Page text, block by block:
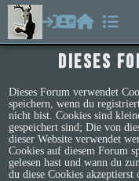
Dieses
Dieses Forum verwendet
speichern, wenn du
nicht bist. Cookies sind
gespeichert sind; Die von
dieser Website verwendet
Cookies auf diesem Forum
gelesen hast und wann du
du diese Cookies akzeptierst